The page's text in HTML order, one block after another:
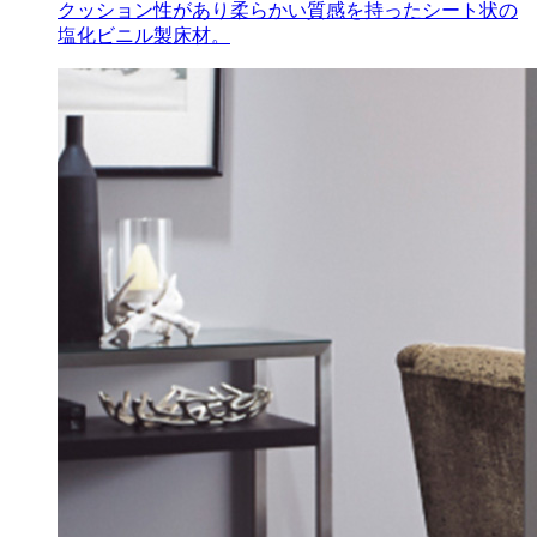
クッション性があり柔らかい質感を持ったシート状の
塩化ビニル製床材。